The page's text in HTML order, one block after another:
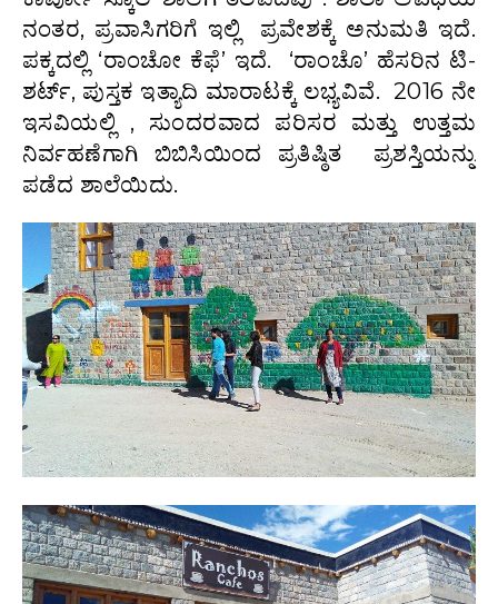
ನಂತರ, ಪ್ರವಾಸಿಗರಿಗೆ ಇಲ್ಲಿ ಪ್ರವೇಶಕ್ಕೆ ಅನುಮತಿ ಇದೆ.
ಪಕ್ಕದಲ್ಲಿ ‘ರಾಂಚೋ ಕೆಫೆ’ ಇದೆ. ‘ರಾಂಚೊ’ ಹೆಸರಿನ ಟಿ-
ಶರ್ಟ್, ಪುಸ್ತಕ ಇತ್ಯಾದಿ ಮಾರಾಟಕ್ಕೆ ಲಭ್ಯವಿವೆ. 2016 ನೇ
ಇಸವಿಯಲ್ಲಿ , ಸುಂದರವಾದ ಪರಿಸರ ಮತ್ತು ಉತ್ತಮ
ನಿರ್ವಹಣೆಗಾಗಿ ಬಿಬಿಸಿಯಿಂದ ಪ್ರತಿಷ್ಠಿತ ಪ್ರಶಸ್ತಿಯನ್ನು
ಪಡೆದ ಶಾಲೆಯಿದು.